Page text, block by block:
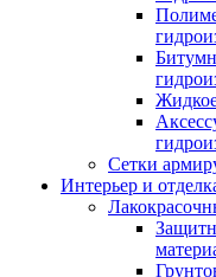
Сетки
Интерьер и